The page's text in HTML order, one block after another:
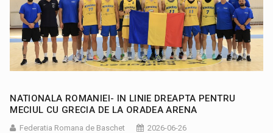
NATIONALA ROMANIEI- IN LINIE DREAPTA PENTRU
MECIUL CU GRECIA DE LA ORADEA ARENA
Federatia Romana de Baschet 2026-06-26